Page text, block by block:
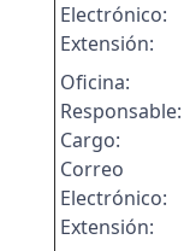
Electrónico:
Extensión:
Oficina:
Responsable:
Cargo:
Correo
Electrónico:
Extensión: